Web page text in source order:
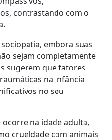
contrastando com o
embora suas
sejam completamente
sugerem que fatores
na infância
no seu
na idade adulta,
crueldade com animais